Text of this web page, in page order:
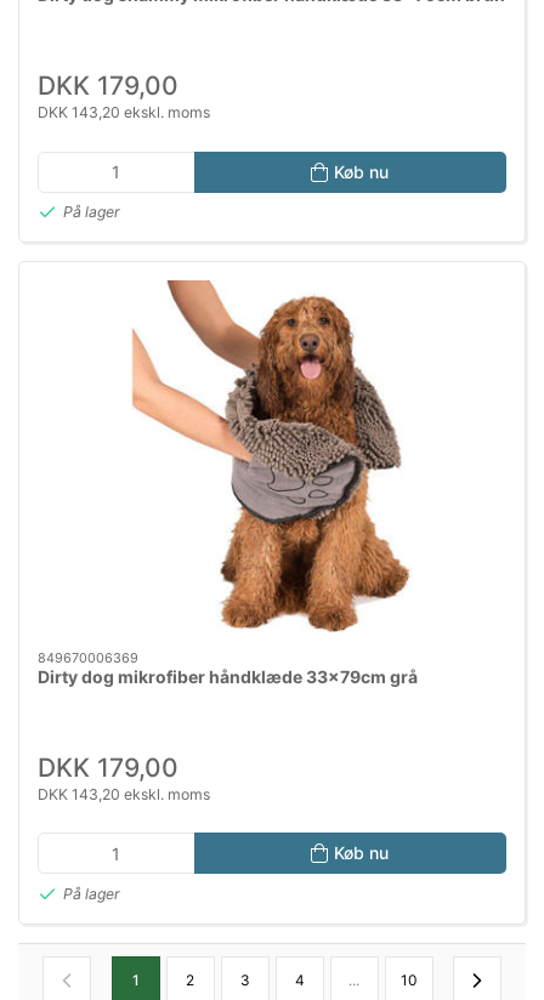
DKK 179,00
DKK 143,20 ekskl. moms
Køb nu
På lager
849670006369
Dirty dog mikrofiber håndklæde 33x79cm grå
DKK 179,00
DKK 143,20 ekskl. moms
Køb nu
På lager
1 2 3 4 ... 10